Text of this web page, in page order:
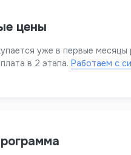
цены
уже в первые месяцы
в 2 этапа. Работаем с